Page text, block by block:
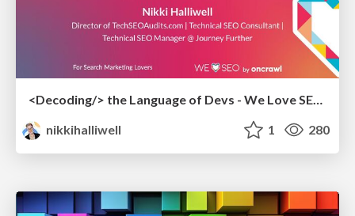
<Decoding/> the Language of Devs - We Love SEO 2024
nikkihalliwell
1 280